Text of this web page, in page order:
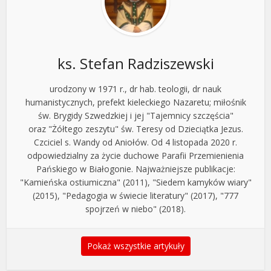
ks. Stefan Radziszewski
urodzony w 1971 r., dr hab. teologii, dr nauk
humanistycznych, prefekt kieleckiego Nazaretu; miłośnik
św. Brygidy Szwedzkiej i jej "Tajemnicy szczęścia"
oraz "Żółtego zeszytu" św. Teresy od Dzieciątka Jezus.
Czciciel s. Wandy od Aniołów. Od 4 listopada 2020 r.
odpowiedzialny za życie duchowe Parafii Przemienienia
Pańskiego w Białogonie. Najważniejsze publikacje:
"Kamieńska ostiumiczna" (2011), "Siedem kamyków wiary"
(2015), "Pedagogia w świecie literatury" (2017), "777
spojrzeń w niebo" (2018).
Pokaż wszystkie artykuły